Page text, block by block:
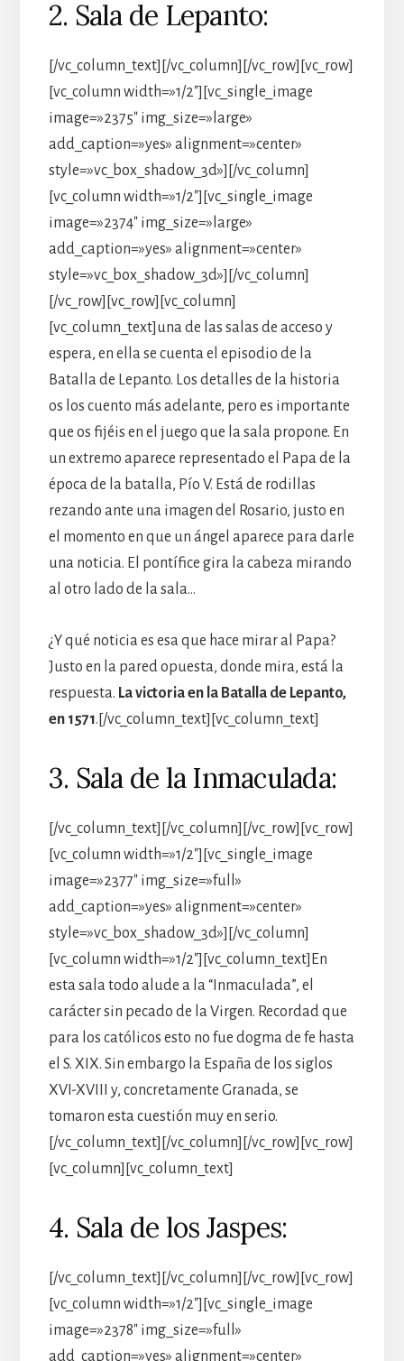
2. Sala de Lepanto:
[/vc_column_text][/vc_column][/vc_row][vc_row]
[vc_column width=»1/2″][vc_single_image
image=»2375″ img_size=»large»
add_caption=»yes» alignment=»center»
style=»vc_box_shadow_3d»][/vc_column]
[vc_column width=»1/2″][vc_single_image
image=»2374″ img_size=»large»
add_caption=»yes» alignment=»center»
style=»vc_box_shadow_3d»][/vc_column]
[/vc_row][vc_row][vc_column]
[vc_column_text]una de las salas de acceso y
espera, en ella se cuenta el episodio de la
Batalla de Lepanto. Los detalles de la historia
os los cuento más adelante, pero es importante
que os fijéis en el juego que la sala propone. En
un extremo aparece representado el Papa de la
época de la batalla, Pío V. Está de rodillas
rezando ante una imagen del Rosario, justo en
el momento en que un ángel aparece para darle
una noticia. El pontífice gira la cabeza mirando
al otro lado de la sala…
¿Y qué noticia es esa que hace mirar al Papa?
Justo en la pared opuesta, donde mira, está la
respuesta. La victoria en la Batalla de Lepanto,
en 1571.[/vc_column_text][vc_column_text]
3. Sala de la Inmaculada:
[/vc_column_text][/vc_column][/vc_row][vc_row]
[vc_column width=»1/2″][vc_single_image
image=»2377″ img_size=»full»
add_caption=»yes» alignment=»center»
style=»vc_box_shadow_3d»][/vc_column]
[vc_column width=»1/2″][vc_column_text]En
esta sala todo alude a la “Inmaculada”, el
carácter sin pecado de la Virgen. Recordad que
para los católicos esto no fue dogma de fe hasta
el S. XIX. Sin embargo la España de los siglos
XVI-XVIII y, concretamente Granada, se
tomaron esta cuestión muy en serio.
[/vc_column_text][/vc_column][/vc_row][vc_row]
[vc_column][vc_column_text]
4. Sala de los Jaspes:
[/vc_column_text][/vc_column][/vc_row][vc_row]
[vc_column width=»1/2″][vc_single_image
image=»2378″ img_size=»full»
add_caption=»yes» alignment=»center»